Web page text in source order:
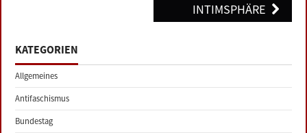
INTIMSPHÄRE
KATEGORIEN
Allgemeines
Antifaschismus
Bundestag